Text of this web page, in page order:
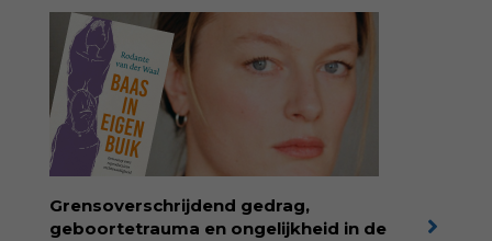
kinderdiëtist en lactatiekundigeRolinde
Demeyer
zien wat er schuilgaat achter
eetgedrag dat ouders zorgen baart. Met
aandacht voor ontwikkeling,
neurodivergentie en medische oorzaken
helpt ze hardnekkige misverstanden los te
laten en maakt ze van eten weer een
moment van verbinding. Bestel via je lokale
boekhandel! Lees meer over Rolinde via
kiind.nl/rolinde
Grensoverschrijdend gedrag,
geboortetrauma en ongelijkheid in de